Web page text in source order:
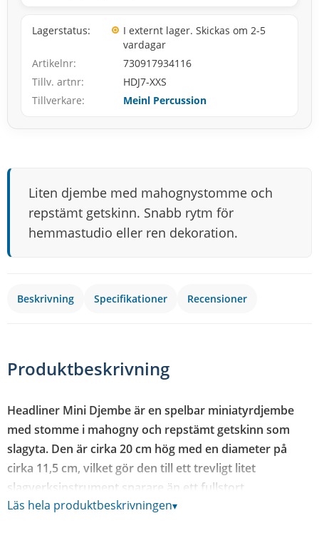
Lagerstatus
I externt lager. Skickas om 2-5
vardagar
Artikelnr
730917934116
Tillv. artnr
HDJ7-XXS
Tillverkare
Meinl Percussion
Liten djembe med mahognystomme och
repstämt getskinn. Snabb rytm för
hemmastudio eller ren dekoration.
Beskrivning Specifikationer Recensioner
Produktbeskrivning
Headliner Mini Djembe är en spelbar miniatyrdjembe
med stomme i mahogny och repstämt getskinn som
slagyta. Den är cirka 20 cm hög med en diameter på
cirka 11,5 cm, vilket gör den till ett trevligt litet
slagverksinstrument snarare än ett fullstort
spelredskap.
Läs hela produktbeskrivningen▾